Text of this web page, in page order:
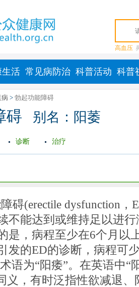
高血压
生活 常见病防治 科普活动 科普
> 勃起功能障碍
碍 别名：阳萎
诊断 治疗
碍(erectile dysfunction，
不能达到或维持足以进
是，病程至少在6个月以
发的ED的诊断，病程可
为“阳痿”。在英语中“阳
义，有时泛指性欲减退